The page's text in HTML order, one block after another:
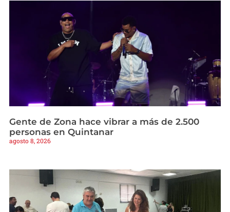
Gente de Zona hace vibrar a más de 2.500
personas en Quintanar
agosto 8, 2026